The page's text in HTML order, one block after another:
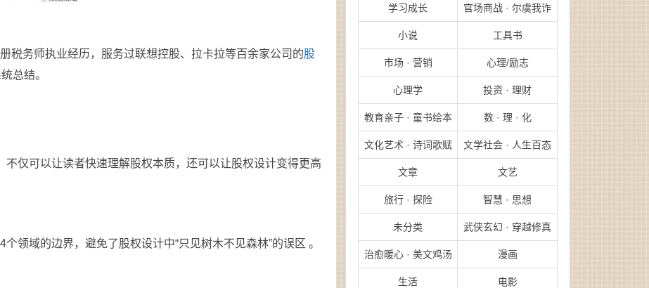
税务师执业经历，服务过联想控股、拉卡拉等百余家公司的股
总结。
不仅可以让读者快速理解股权本质，还可以让股权设计变得更高
领域的边界，避免了股权设计中“只见树木不见森林”的误区 。
学习成长 官场商战 · 尔虞我诈
小说 工具书
市场 · 营销 心理/励志
心理学 投资 · 理财
教育亲子 · 童书绘本 数 · 理 · 化
文化艺术 · 诗词歌赋 文学社会 · 人生百态
文章 文艺
旅行 · 探险 智慧 · 思想
未分类 武侠玄幻 · 穿越修真
治愈暖心 · 美文鸡汤 漫画
生活 电影